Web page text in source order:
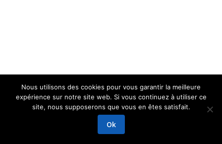
Nous utilisons des cookies pour vous garantir la meilleure
expérience sur notre site web. Si vous continuez à utiliser ce
site, nous supposerons que vous en êtes satisfait.
Ok